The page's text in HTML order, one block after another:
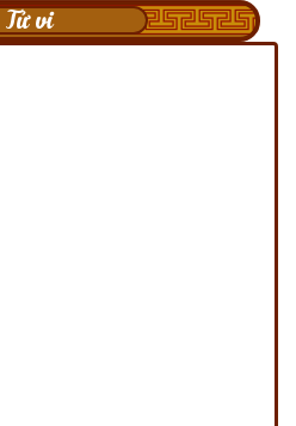
Tử vi